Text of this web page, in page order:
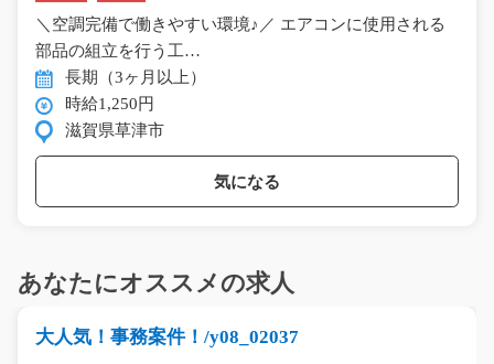
＼空調完備で働きやすい環境♪／ エアコンに使用される
部品の組立を行う工…
長期（3ヶ月以上）
時給1,250円
滋賀県草津市
気になる
あなたにオススメの求人
大人気！事務案件！/y08_02037